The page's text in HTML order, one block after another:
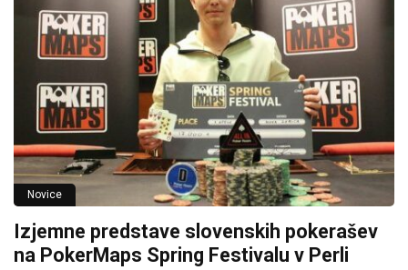
Novice
Izjemne predstave slovenskih pokerašev
na PokerMaps Spring Festivalu v Perli